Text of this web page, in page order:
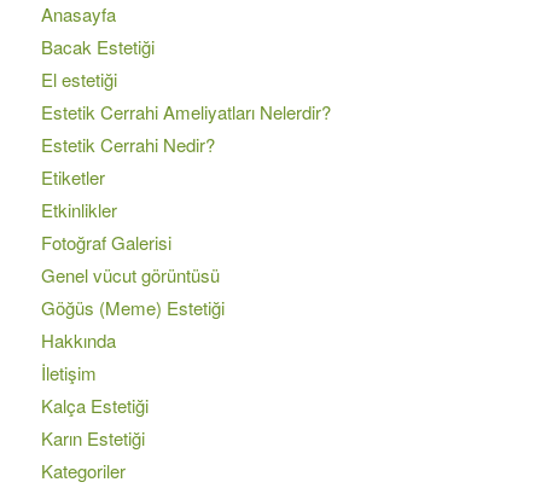
Anasayfa
Bacak Estetiği
El estetiği
Estetik Cerrahi Ameliyatları Nelerdir?
Estetik Cerrahi Nedir?
Etiketler
Etkinlikler
Fotoğraf Galerisi
Genel vücut görüntüsü
Göğüs (Meme) Estetiği
Hakkında
İletişim
Kalça Estetiği
Karın Estetiği
Kategoriler